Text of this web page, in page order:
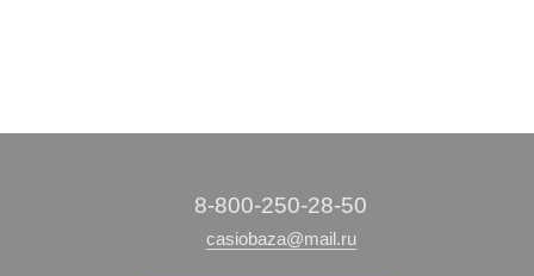
‭8-800-250-28-50
casiobaza@mail.ru